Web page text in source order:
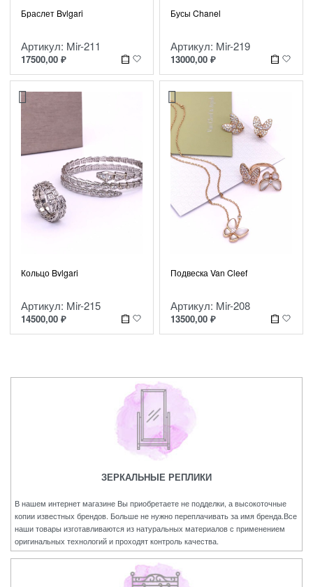
Браслет Bvlgari
Артикул: Mir-211
17500,00 ₽
Бусы Chanel
Артикул: Mir-219
13000,00 ₽
Кольцо Bvlgari
Артикул: Mir-215
14500,00 ₽
Подвеска Van Cleef
Артикул: Mir-208
13500,00 ₽
ЗЕРКАЛЬНЫЕ РЕПЛИКИ
В нашем интернет магазине Вы приобретаете не подделки, а высокоточные
копии известных брендов. Больше не нужно переплачивать за имя бренда.Все
наши товары изготавливаются из натуральных материалов с применением
оригинальных технологий и проходят контроль качества.